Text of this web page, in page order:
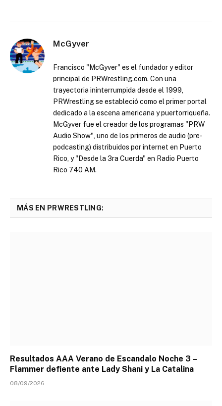
McGyver
Francisco "McGyver" es el fundador y editor
principal de PRWrestling.com. Con una
trayectoria ininterrumpida desde el 1999,
PRWrestling se estableció como el primer portal
dedicado a la escena americana y puertorriqueña.
McGyver fue el creador de los programas "PRW
Audio Show", uno de los primeros de audio (pre-
podcasting) distribuidos por internet en Puerto
Rico, y "Desde la 3ra Cuerda" en Radio Puerto
Rico 740 AM.
MÁS EN PRWRESTLING:
Resultados AAA Verano de Escandalo Noche 3 –
Flammer defiente ante Lady Shani y La Catalina
08/09/2026